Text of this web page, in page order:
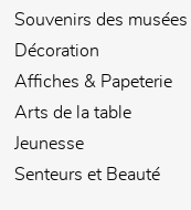
Souvenirs des musées
Décoration
Affiches & Papeterie
Arts de la table
Jeunesse
Senteurs et Beauté